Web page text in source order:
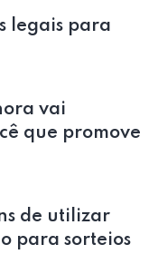
legais para
vai
que promove
de utilizar
para sorteios